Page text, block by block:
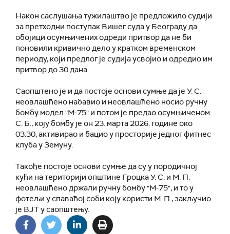
Након саслушања тужилаштво је предложило судији
за претходни поступак Вишег суда у Београду да
обојици осумњичених одреди притвор да не би
поновили кривично дело у кратком временском
периоду, који предлог је судија усвојио и одредио им
притвор до 30 дана.
Саопштено је и да постоје основи сумње да је У. С.
неовлашћено набавио и неовлашћено носио ручну
бомбу модел "М-75" и потом је предао осумњиченом
С. Б., коју бомбу је он 23. марта 2026. године око
03:30, активирао и бацио у просторије једног фитнес
клуба у Земуну.
Такође постоје основи сумње да су у породичној
кући на територији општине Гроцка У. С. и М. П.
неовлашћено држали ручну бомбу "М-75", и то у
фотељи у спаваћој соби коју користи М. П., закључио
је ВЈТ у саопштењу.